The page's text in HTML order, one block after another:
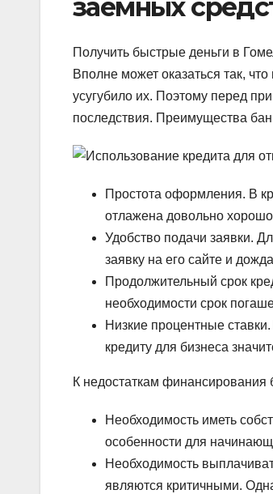
заемных
Получить быстрые деньги в
Вполне может оказаться так,
усугубило их. Поэтому перед
последствия. Преимущества
Простота оформления. В
отлажена довольно
Удобство подачи заявки.
заявку на его сайте и
Продолжительный срок
необходимости срок
Низкие процентные
кредиту для бизнеса
К недостаткам финансирования
Необходимость иметь
особенности для
Необходимость
являются критичными.